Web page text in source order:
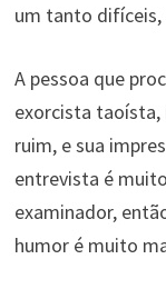
um tanto difíceis,
A pessoa que
exorcista
ruim, e sua
entrevista é
examinador,
humor é muito